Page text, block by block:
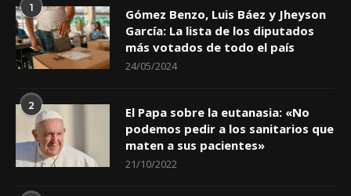
1
Gómez Benzo, Luis Báez y Jheyson
García: La lista de los diputados
más votados de todo el país
24/05/2024
2
El Papa sobre la eutanasia: «No
podemos pedir a los sanitarios que
maten a sus pacientes»
21/10/2022